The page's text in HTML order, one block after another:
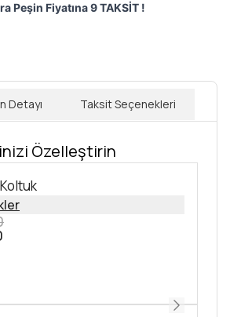
Peşin Fiyatına 9 TAKSİT !
Detayı Taksit Seçenekleri
Özelleştirin